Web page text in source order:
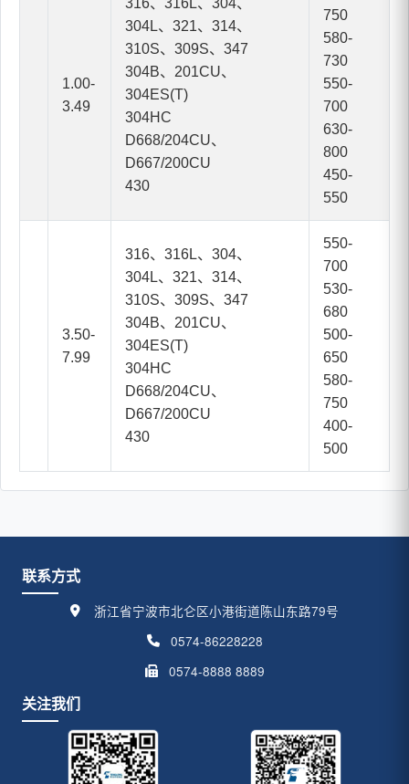
1.00-
3.49
304L、321、314、
310S、309S、347
304B、201CU、
304ES(T)
304HC
D668/204CU、
D667/200CU
430
750
580-
730
550-
700
630-
800
450-
550
3.50-
7.99
316、316L、304、
304L、321、314、
310S、309S、347
304B、201CU、
304ES(T)
304HC
D668/204CU、
D667/200CU
430
550-
700
530-
680
500-
650
580-
750
400-
500
联系方式
浙江省宁波市北仑区小港街道陈山东路79号
0574-86228228
0574-8888 8889
关注我们